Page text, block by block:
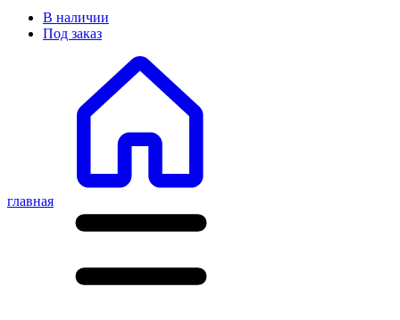
В наличии
Под заказ
главная